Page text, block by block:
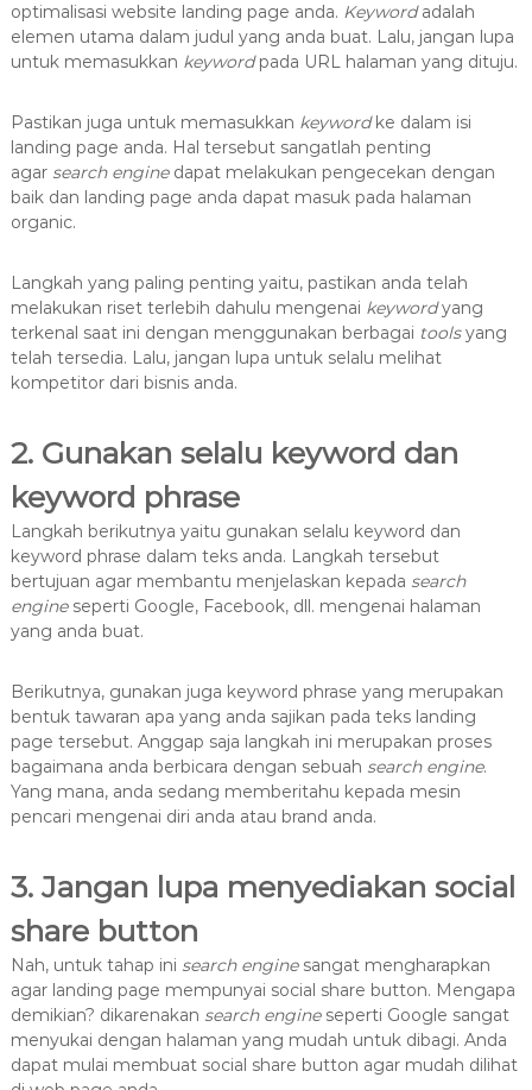
optimalisasi website landing page anda. Keywordadalah
elemen utama dalam judul yang anda buat. Lalu, jangan lupa
untuk memasukkan keywordpada URL halaman yang dituju.
Pastikan juga untuk memasukkan keywordke dalam isi
landing page anda. Hal tersebut sangatlah penting
agar search engine dapat melakukan pengecekan dengan
baik dan landing page anda dapat masuk pada halaman
organic.
Langkah yang paling penting yaitu, pastikan anda telah
melakukan riset terlebih dahulu mengenai keywordyang
terkenal saat ini dengan menggunakan berbagai toolsyang
telah tersedia. Lalu, jangan lupa untuk selalu melihat
kompetitor dari bisnis anda.
2. Gunakan selalu keyword dan
keyword phrase
Langkah berikutnya yaitu gunakan selalu keyword dan
keyword phrase dalam teks anda. Langkah tersebut
bertujuan agar membantu menjelaskan kepada search
engine seperti Google, Facebook, dll. mengenai halaman
yang anda buat.
Berikutnya, gunakan juga keyword phrase yang merupakan
bentuk tawaran apa yang anda sajikan pada teks landing
page tersebut. Anggap saja langkah ini merupakan proses
bagaimana anda berbicara dengan sebuah search engine.
Yang mana, anda sedang memberitahu kepada mesin
pencari mengenai diri anda atau brand anda.
3. Jangan lupa menyediakan social
share button
Nah, untuk tahap ini search enginesangat mengharapkan
agar landing page mempunyai social share button. Mengapa
demikian? dikarenakan search engine seperti Google sangat
menyukai dengan halaman yang mudah untuk dibagi. Anda
dapat mulai membuat social share button agar mudah dilihat